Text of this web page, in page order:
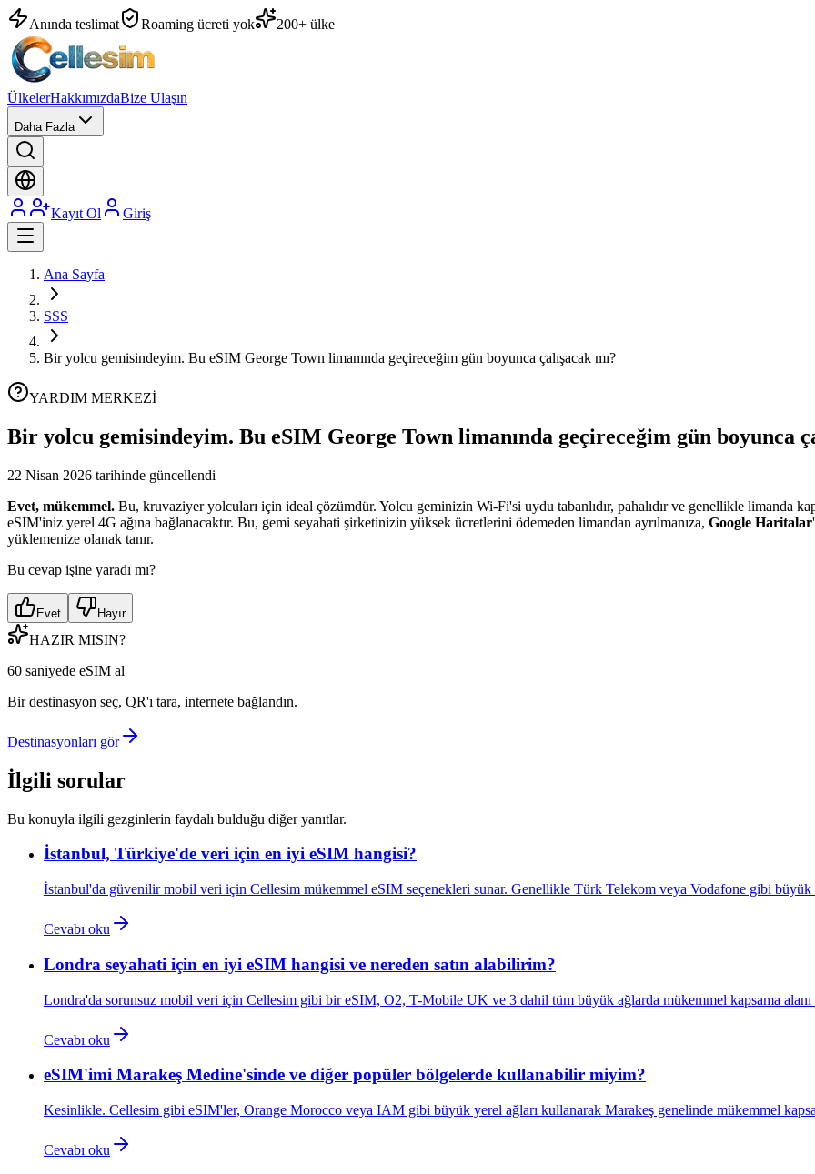
Anında teslimat Roaming ücreti yok 200+ ülke
ÜlkelerHakkımızdaBize Ulaşın
Daha Fazla
Kayıt Ol Giriş
Ana Sayfa
SSS
Bir yolcu gemisindeyim. Bu eSIM George Town limanında geçireceğim gün boyunca çalışacak mı?
YARDIM MERKEZİ
Bir yolcu gemisindeyim. Bu eSIM George Town limanında geçireceğim gün boyunca
22 Nisan 2026 tarihinde güncellendi
Evet, mükemmel. Bu, kruvaziyer yolcuları için ideal çözümdür. Yolcu geminizin Wi-Fi'si uydu tabanlıdır, pahalıdır ve genellikle limanda
eSIM'iniz yerel 4G ağına bağlanacaktır. Bu, gemi seyahati şirketinizin yüksek ücretlerini ödemeden limandan ayrılmanıza, Google Haritalar
yüklemenize olanak tanır.
Bu cevap işine yaradı mı?
Evet Hayır
HAZIR MISIN?
60 saniyede eSIM al
Bir destinasyon seç, QR'ı tara, internete bağlandın.
Destinasyonları gör
İlgili sorular
Bu konuyla ilgili gezginlerin faydalı bulduğu diğer yanıtlar.
İstanbul, Türkiye'de veri için en iyi eSIM hangisi?
İstanbul'da güvenilir mobil veri için Cellesim mükemmel eSIM seçenekleri sunar. Genellikle Türk Telekom veya Vodafone gibi
Cevabı oku
Londra seyahati için en iyi eSIM hangisi ve nereden satın alabilirim?
Londra'da sorunsuz mobil veri için Cellesim gibi bir eSIM, O2, T-Mobile UK ve 3 dahil tüm büyük ağlarda mükemmel kapsama
Cevabı oku
eSIM'imi Marakeş Medine'sinde ve diğer popüler bölgelerde kullanabilir miyim?
Kesinlikle. Cellesim gibi eSIM'ler, Orange Morocco veya IAM gibi büyük yerel ağları kullanarak Marakeş genelinde mükemmel
Cevabı oku